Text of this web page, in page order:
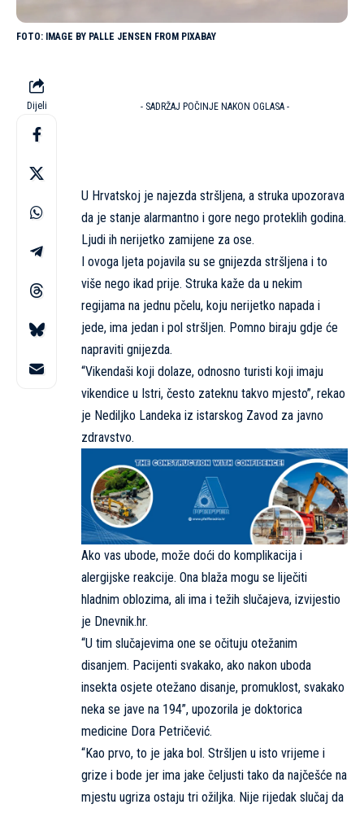
IMAGE BY PALLE JENSEN FROM PIXABAY
Dijeli - SADRŽAJ POČINJE NAKON OGLASA -
U Hrvatskoj je najezda stršljena, a struka upozorava
da je stanje alarmantno i gore nego proteklih godina.
Ljudi ih nerijetko zamijene za ose.
I ovoga ljeta pojavila su se gnijezda stršljena i to
više nego ikad prije. Struka kaže da u nekim
regijama na jednu pčelu, koju nerijetko napada i
jede, ima jedan i pol stršljen. Pomno biraju gdje će
napraviti gnijezda.
“Vikendaši koji dolaze, odnosno turisti koji imaju
vikendice u Istri, često zateknu takvo mjesto”, rekao
je Nediljko Landeka iz istarskog Zavod za javno
zdravstvo.
Ako vas ubode, može doći do komplikacija i
alergijske reakcije. Ona blaža mogu se liječiti
hladnim oblozima, ali ima i težih slučajeva, izvijestio
je Dnevnik.hr.
“U tim slučajevima one se očituju otežanim
disanjem. Pacijenti svakako, ako nakon uboda
insekta osjete otežano disanje, promuklost, svakako
neka se jave na 194”, upozorila je doktorica
medicine Dora Petričević.
“Kao prvo, to je jaka bol. Stršljen u isto vrijeme i
grize i bode jer ima jake čeljusti tako da najčešće na
mjestu ugriza ostaju tri ožiljka. Nije rijedak slučaj da